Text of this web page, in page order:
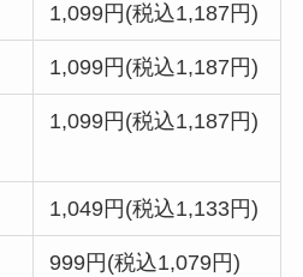
1,099円(税込1,187円)
1,099円(税込1,187円)
1,099円(税込1,187円)
1,049円(税込1,133円)
999円(税込1,079円)